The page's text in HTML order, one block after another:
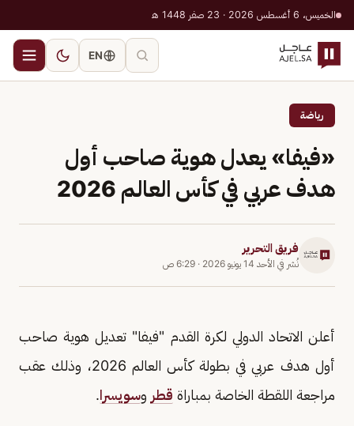
الخميس، 6 أغسطس 2026 · 23 صفر 1448 هـ
EN
رياضة
«فيفا» يعدل هوية صاحب أول
هدف عربي في كأس العالم 2026
فريق التحرير
نُشر في الأحد 14 يونيو 2026 · 6:29 ص
أعلن الاتحاد الدولي لكرة القدم "فيفا" تعديل هوية صاحب
أول هدف عربي في بطولة كأس العالم 2026، وذلك عقب
مراجعة اللقطة الخاصة بمباراة قطر وسويسرا.